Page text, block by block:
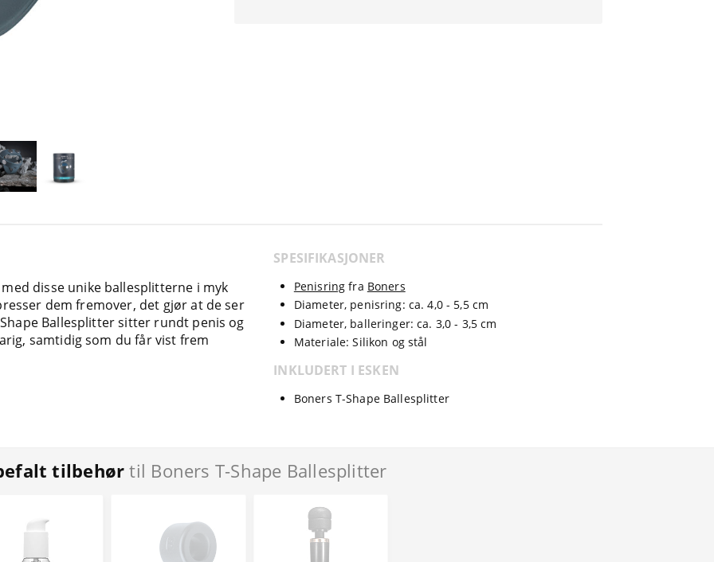
disse unike ballesplitterne i myk
dem fremover, det gjør at de ser
Ballesplitter sitter rundt penis og
samtidig som du får vist frem
SPESIFIKASJONER
Penisring fra Boners
Diameter, penisring: ca. 4,0 - 5,5 cm
Diameter, balleringer: ca. 3,0 - 3,5 cm
Materiale: Silikon og stål
INKLUDERT I ESKEN
Boners T-Shape Ballesplitter
tilbehørtil Boners T-Shape Ballesplitter